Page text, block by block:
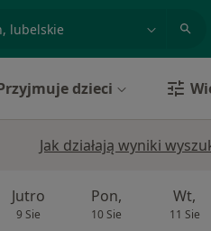
dzieci
Jak działają wyniki
Jutro
9 Sie
Pon,
10 Sie
Wt,
11 Sie